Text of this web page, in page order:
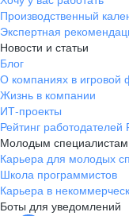
Производственный
Экспертная
Новости и статьи
Блог
О компаниях в игровой
Жизнь в компании
ИТ-проекты
Рейтинг работодателей
Молодым специалистам
Карьера для молодых
Школа программистов
Карьера в
Боты для уведомлений